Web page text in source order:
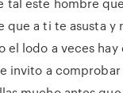
que a ti te asusta y
el lodo a veces hay
invito a